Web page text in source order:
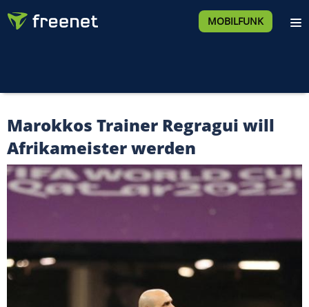
MOBILFUNK
Marokkos Trainer Regragui will
Afrikameister werden